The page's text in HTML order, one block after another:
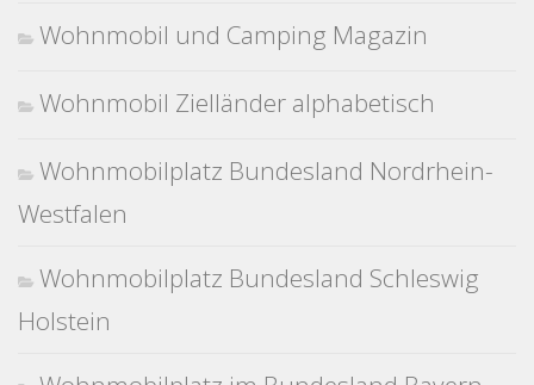
Wohnmobil und Camping Magazin
Wohnmobil Zielländer alphabetisch
Wohnmobilplatz Bundesland Nordrhein-
Westfalen
Wohnmobilplatz Bundesland Schleswig
Holstein